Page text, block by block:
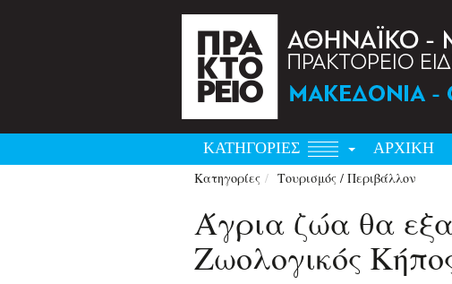
ΚΑΤΗΓΟΡΙΕΣ ΑΡΧΙΚΗ
Κατηγορίες Τουρισμός / Περιβάλλον
Άγρια ζώα θα
Ζωολογικός